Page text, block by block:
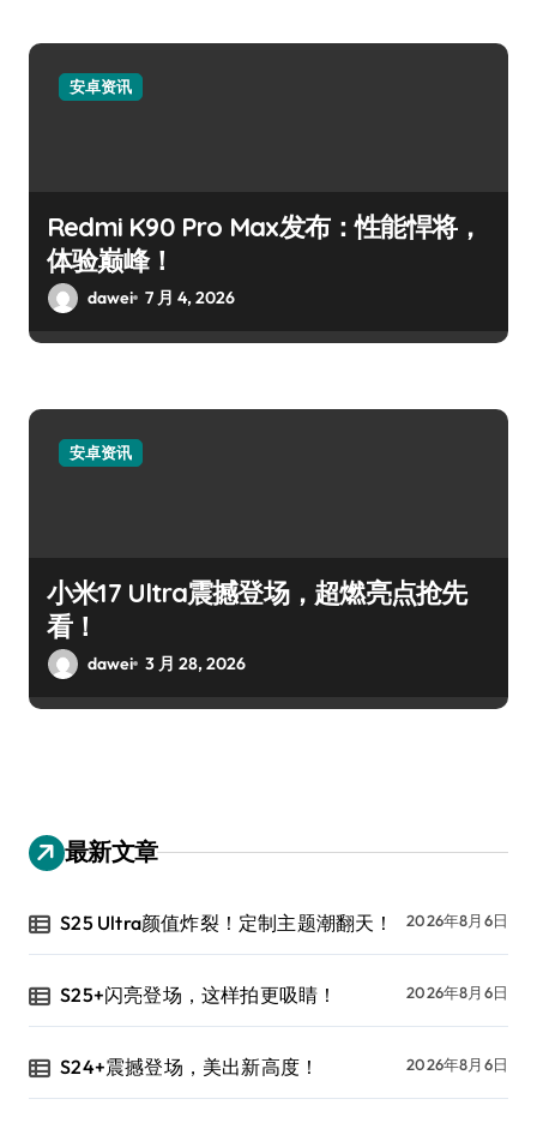
安卓资讯
Redmi K90 Pro Max发布：性能悍将，
体验巅峰！
dawei 7 月 4, 2026
安卓资讯
小米17 Ultra震撼登场，超燃亮点抢先
看！
dawei 3 月 28, 2026
最新文章
S25 Ultra颜值炸裂！定制主题潮翻天！ 2026年8月6日
S25+闪亮登场，这样拍更吸睛！ 2026年8月6日
S24+震撼登场，美出新高度！ 2026年8月6日